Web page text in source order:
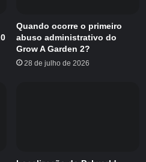
Se você estiver
do Hytale, confira
Quando ocorre o primeiro
abuso administrativo do
Grow A Garden 2?
28 de julho de 2026